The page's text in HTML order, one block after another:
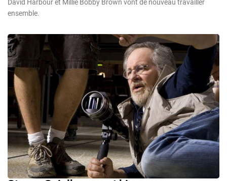
David Harbour et Millie Bobby Brown vont de nouveau travailler
ensemble.